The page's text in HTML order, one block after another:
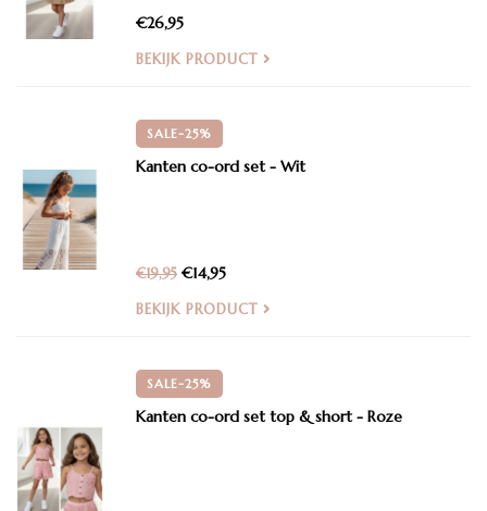
€26,95
BEKIJK PRODUCT
SALE-25%
Kanten co-ord set - Wit
€19,95 €14,95
BEKIJK PRODUCT
SALE-25%
Kanten co-ord set top & short - Roze